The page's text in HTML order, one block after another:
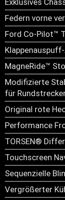
Exklusives
Federn vorne
Ford Co-Pilot™
MagneRide™
Modifizierte
für
Original rote
Performance
TORSEN®
Touchscreen
Sequenzielle
Vergrößerter